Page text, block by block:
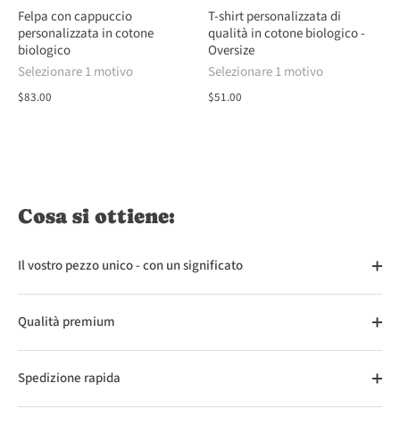
Felpa con cappuccio
personalizzata in cotone
biologico
Selezionare 1 motivo
$83.00
T-shirt personalizzata di
qualità in cotone biologico -
Oversize
Selezionare 1 motivo
$51.00
Cosa si ottiene:
Il vostro pezzo unico - con un significato
Qualità premium
Spedizione rapida